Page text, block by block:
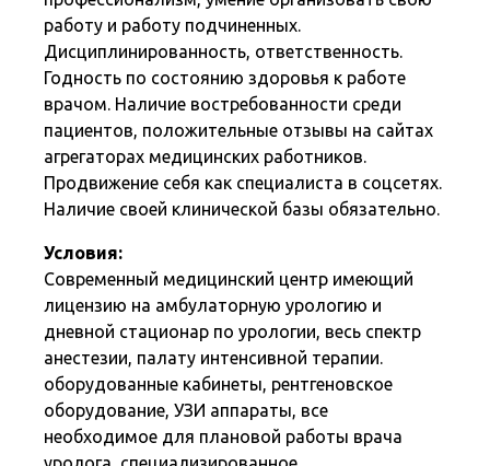
работу и работу подчиненных.
Дисциплинированность, ответственность.
Годность по состоянию здоровья к работе
врачом. Наличие востребованности среди
пациентов, положительные отзывы на сайтах
агрегаторах медицинских работников.
Продвижение себя как специалиста в соцсетях.
Наличие своей клинической базы обязательно.
Условия:
Современный медицинский центр имеющий
лицензию на амбулаторную урологию и
дневной стационар по урологии, весь спектр
анестезии, палату интенсивной терапии.
оборудованные кабинеты, рентгеновское
оборудование, УЗИ аппараты, все
необходимое для плановой работы врача